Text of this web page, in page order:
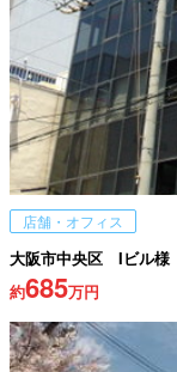
店舗・オフィス
大阪市中央区 Iビル様
約685万円